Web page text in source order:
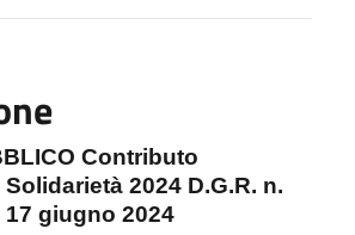
Contributo
2024 D.G.R. n.
17 giugno 2024